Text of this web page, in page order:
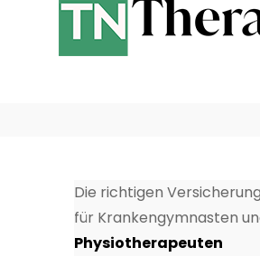
Die richtigen
für Krankengymnasten
Physiotherapeuten